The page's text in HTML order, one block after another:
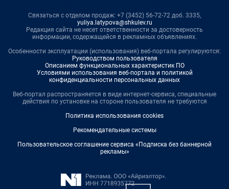
Связаться с отделом продаж: +7 (3452) 56-72-72 доб. 3335,
yuliya.latypova@shkulev.ru
Редакция сайта не несет ответственности за достоверность
информации, содержащейся в рекламных объявлениях.
Особенности эксплуатации (использования) веб-портала регулируются:
Руководством пользователя
Описанием функциональных характеристик ПО
Условиями использования веб-портала и политикой
конфиденциальности персональных данных
Веб-портал распространяется в виде интернет-сервиса, специальные
действия по установке на стороне пользователя не требуются
Политика использования cookies
Рекомендательные системы
Пользовательское соглашение сервиса «Подписка без баннерной
рекламы»